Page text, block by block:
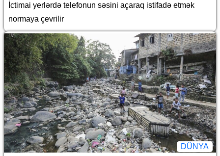
İctimai yerlərdə telefonun səsini açaraq istifadə etmək
normaya çevrilir
DÜNYA